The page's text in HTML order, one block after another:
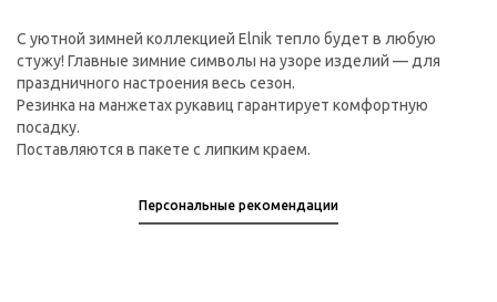
С уютной зимней коллекцией Elnik тепло будет в любую
стужу! Главные зимние символы на узоре изделий — для
праздничного настроения весь сезон.
Резинка на манжетах рукавиц гарантирует комфортную
посадку.
Поставляются в пакете с липким краем.
Персональные рекомендации